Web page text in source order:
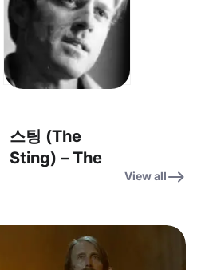
(OST) – 플리백
– 대모
스팅 (The
Sting) – The
Entertainer – 엔View all